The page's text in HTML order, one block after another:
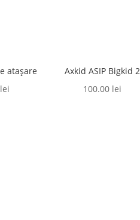
atașare
lei
Axkid ASIP Bigkid 2
100.00 lei